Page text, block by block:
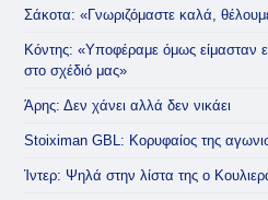
Σάκοτα: «Γνωριζόμαστε καλά,
Κόντης: «Υποφέραμε όμως είμασταν
στο σχέδιό μας»
Άρης: Δεν χάνει αλλά δεν νικάει
Stoiximan GBL: Κορυφαίος της
Ίντερ: Ψηλά στην λίστα της ο